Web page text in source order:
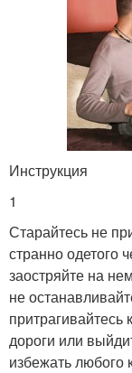
Инструкция
1
Старайтесь не
странно одетого
заостряйте на
не
дороги или
избежать любого